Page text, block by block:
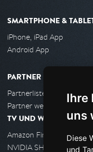
Ihre
uns
Diese
und
SMARTPHONE &
iPhone, iPad App
Android App
PARTNER
Partnerliste
Partner werden
TV UND WOHNZIMMER
Amazon FireTV
NVIDIA SHIELD, Google